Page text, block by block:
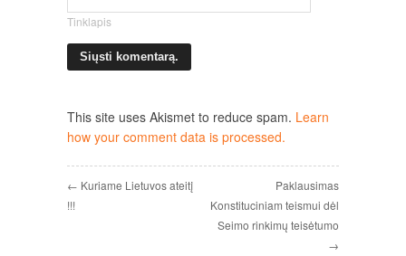
Tinklapis
This site uses Akismet to reduce spam. Learn
how your comment data is processed.
← Kuriame Lietuvos ateitį
!!!
Paklausimas
Konstituciniam teismui dėl
Seimo rinkimų teisėtumo
→